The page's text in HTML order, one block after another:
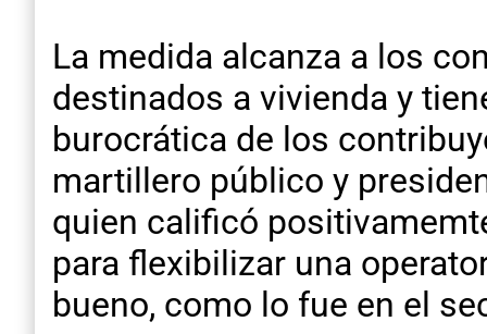
La medida alcanza a los
destinados a vivienda y
burocrática de los
martillero público y
quien calificó
para flexibilizar una
bueno, como lo fue en el